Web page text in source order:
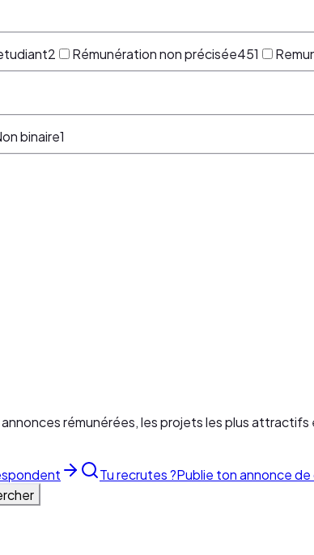
2 Rémunération non précisée451
binaire1
rémunérées, les projets les plus
Tu recrutes ?Publie ton annonce